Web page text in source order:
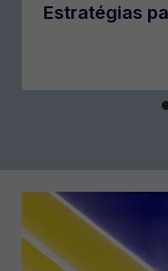
Estratégias